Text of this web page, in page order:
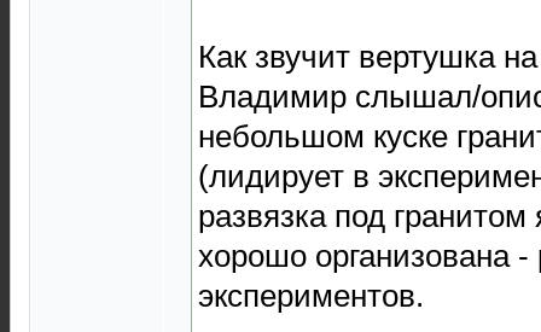
Как звучит вертушка
Владимир слышал/
небольшом куске
(лидирует в
развязка под
хорошо организована -
экспериментов.